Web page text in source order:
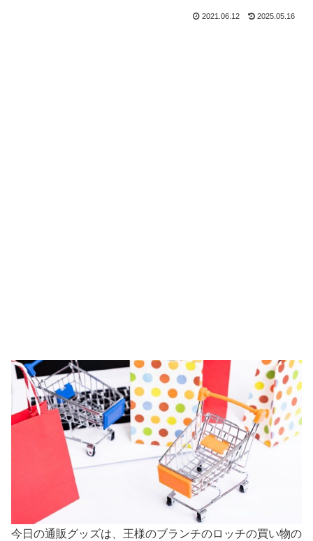
2021.06.12 2025.05.16
今日の通販グッズは、王様のブランチのロッチの買い物の